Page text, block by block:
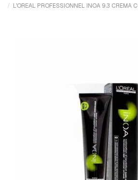
L'OREAL PROFESSIONNEL INOA 9.3 CREMA